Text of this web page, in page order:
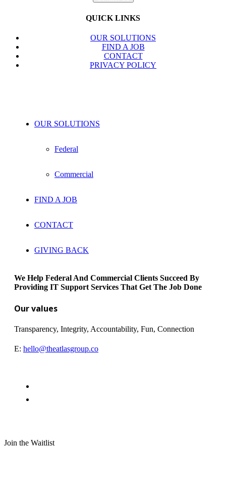
QUICK LINKS
OUR SOLUTIONS
FIND A JOB
CONTACT
PRIVACY POLICY
OUR SOLUTIONS
Federal
Commercial
FIND A JOB
CONTACT
GIVING BACK
We Help Federal And Commercial Clients Succeed By
Providing IT Support Services That Get The Job Done
Our values
Transparency, Integrity, Accountability, Fun, Connection
E: hello@theatlasgroup.co
Join the Waitlist